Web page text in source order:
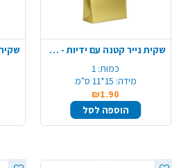
שקית נייר קטנה עם ידיות - זהב מטאלי
כמות: 1
מידה: 15*11 ס"מ
₪1.90
הוספה לסל